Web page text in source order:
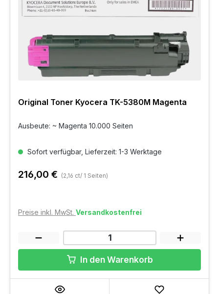
Original Toner Kyocera TK-5380M Magenta
Ausbeute: ~ Magenta 10.000 Seiten
Sofort verfügbar, Lieferzeit: 1-3 Werktage
216,00 € (2,16 ct/ 1 Seiten)
Preise inkl. MwSt. Versandkostenfrei
In den Warenkorb